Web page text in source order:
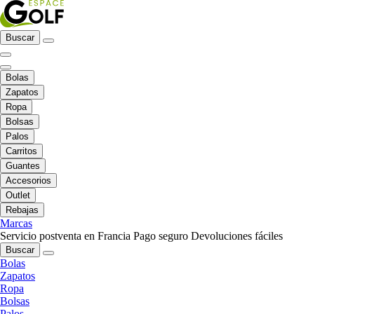
Buscar
Bolas
Zapatos
Ropa
Bolsas
Palos
Carritos
Guantes
Accesorios
Outlet
Rebajas
Marcas
Servicio postventa en Francia Pago seguro Devoluciones fáciles
Buscar
Bolas
Zapatos
Ropa
Bolsas